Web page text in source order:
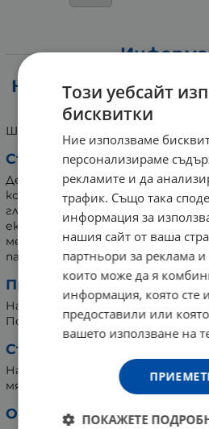
НУРС ЕЛДЕР
ОТ НАР
Шампоан с екстракт от нар.
Съставки:
Дейонизирана вода, натриев
кокамид DEA, кокамидопропил
глицерин, поликватерниум-7,
екстракт от нар /Punica
метилхлороизотиазолинон,
парфюм, CI14720, CI45100.
Препоръка за употреба:
Нанесете върху мокра коса и
Повторете, ако е необходимо.
Съхранение:
На сухо място, далеч от пряка
място, недостъпно за деца.
Опаковка:
Този уебсайт
бисквитки
Ние използваме
персонализираме
рекламите и да
трафик. Също така
информация за
нашия сайт от ваша
партньори за реклама
които може да я
информация, която сте
предоставили или
вашето използване на
ПОКАЖЕТЕ